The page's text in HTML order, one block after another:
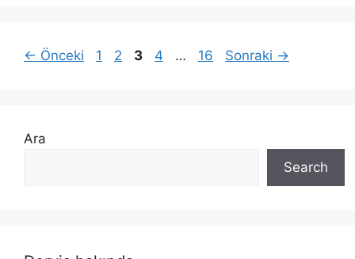
← Önceki 1 2 3 4 … 16 Sonraki →
Ara
Search